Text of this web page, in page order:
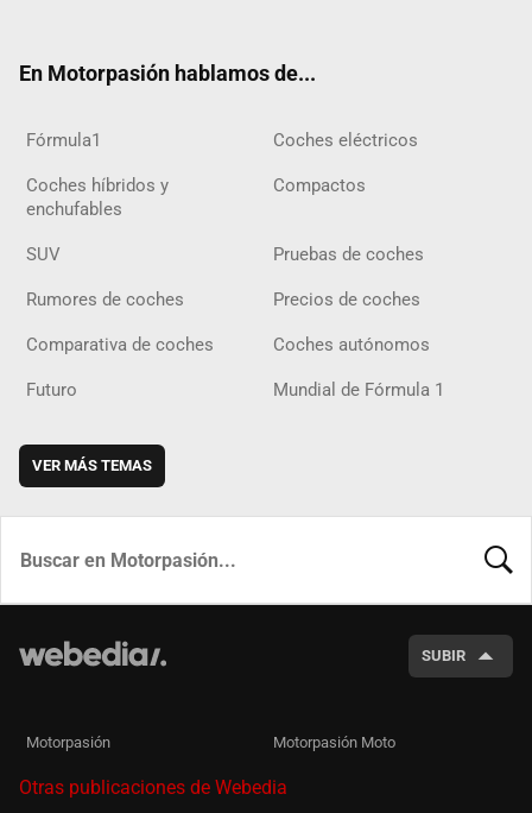
En Motorpasión hablamos de...
Fórmula1 Coches eléctricos
Coches híbridos y
enchufables
Compactos
SUV Pruebas de coches
Rumores de coches Precios de coches
Comparativa de coches Coches autónomos
Futuro Mundial de Fórmula 1
VER MÁS TEMAS
SUBIR
Motorpasión Motorpasión Moto
Otras publicaciones de Webedia